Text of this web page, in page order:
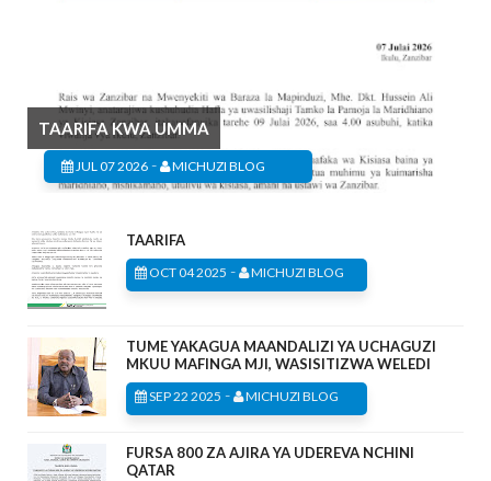
TAARIFA KWA UMMA
JUL 07 2026 - MICHUZI BLOG
TAARIFA
OCT 04 2025 - MICHUZI BLOG
TUME YAKAGUA MAANDALIZI YA UCHAGUZI
MKUU MAFINGA MJI, WASISITIZWA WELEDI
SEP 22 2025 - MICHUZI BLOG
FURSA 800 ZA AJIRA YA UDEREVA NCHINI
QATAR